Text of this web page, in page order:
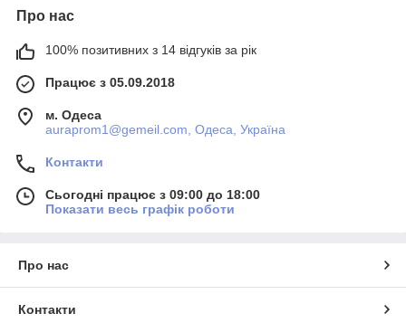
Про нас
100% позитивних з 14 відгуків за рік
Працює з 05.09.2018
м. Одеса
auraprom1@gemeil.com, Одеса, Україна
Контакти
Сьогодні працює з 09:00 до 18:00
Показати весь графік роботи
Про нас
Контакти